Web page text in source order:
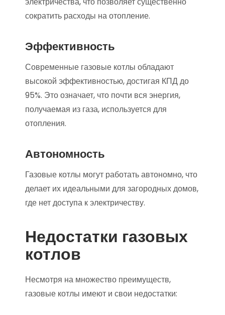
сократить расходы на отопление.
Эффективность
Современные газовые котлы обладают
высокой эффективностью, достигая КПД до
95%. Это означает, что почти вся энергия,
получаемая из газа, используется для
отопления.
Автономность
Газовые котлы могут работать автономно, что
делает их идеальными для загородных домов,
где нет доступа к электричеству.
Недостатки газовых
котлов
Несмотря на множество преимуществ,
газовые котлы имеют и свои недостатки: